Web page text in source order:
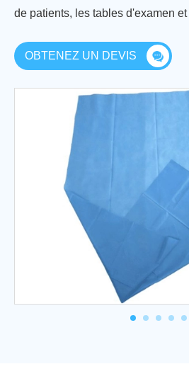
de patients, les tables d'examen
OBTENEZ UN DEVIS